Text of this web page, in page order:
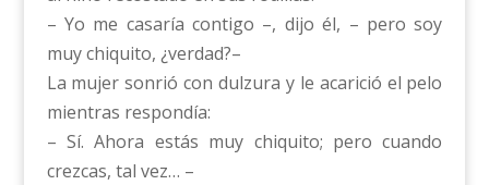
– Yo me casaría contigo –, dijo él, – pero soy
muy chiquito, ¿verdad?–
La mujer sonrió con dulzura y le acarició el pelo
mientras respondía:
– Sí. Ahora estás muy chiquito; pero cuando
crezcas, tal vez… –